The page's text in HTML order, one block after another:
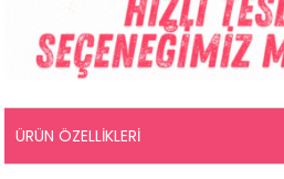
ÜRÜN ÖZELLIKLERI